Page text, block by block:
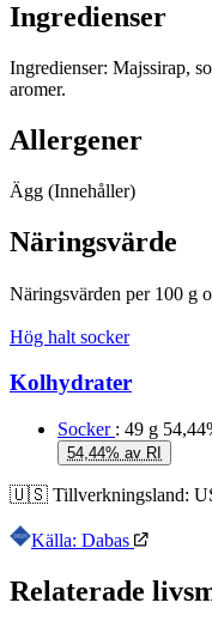
Ingredienser
Ingredienser: Majssirap,
aromer.
Allergener
Ägg (Innehåller)
Näringsvärde
Näringsvärden per 100 g
Hög halt socker
Kolhydrater
Socker : 49 g
54,44% av RI
🇺🇸 Tillverkningsland:
Källa: Dabas
Relaterade